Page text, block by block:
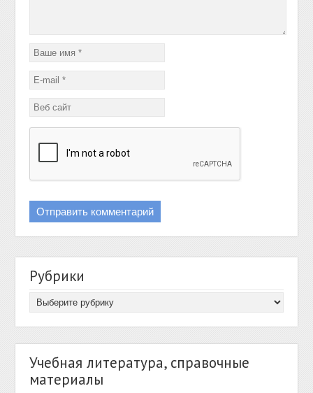
Рубрики
Учебная литература, справочные
материалы